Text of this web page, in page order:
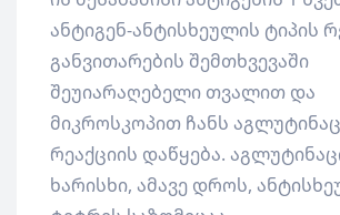
ანტიგენ-ანტისხეულის ტიპის
განვითარების შემთხვევაში
შეუიარაღებელი თვალით და
მიკროსკოპით ჩანს
რეაქციის დაწყება.
ხარისხი, ამავე დროს,